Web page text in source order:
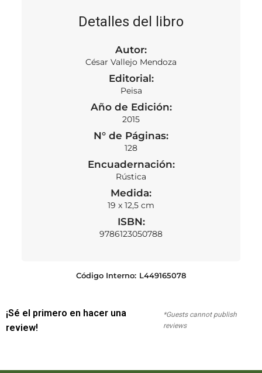
Detalles del libro
Autor:
César Vallejo Mendoza
Editorial:
Peisa
Año de Edición:
2015
N° de Páginas:
128
Encuadernación:
Rústica
Medida:
19 x 12,5 cm
ISBN:
9786123050788
Código Interno: L449165078
¡Sé el primero en hacer una
review!
*Guests cannot publish
reviews